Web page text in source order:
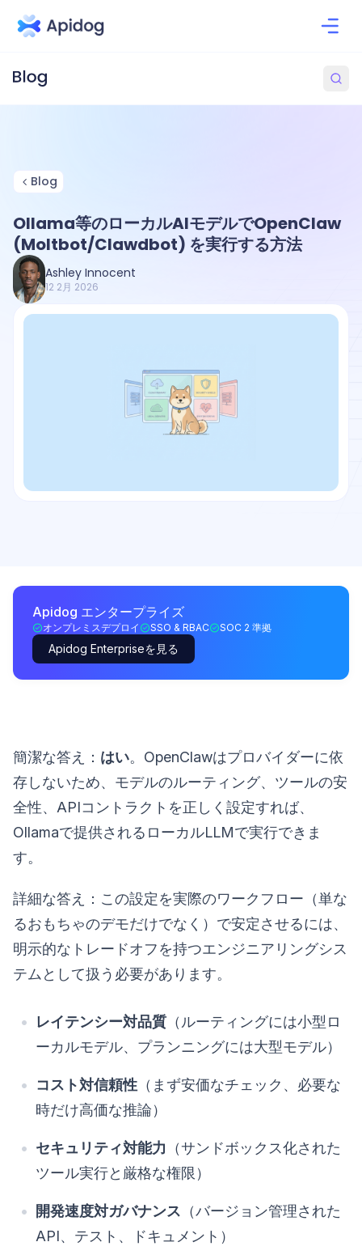
Blog
Ollama等のローカルAIモデルでOpenClaw
(Moltbot/Clawdbot) を実行する方法
Ashley Innocent
12 2月 2026
Apidog エンタープライズ
オンプレミスデプロイ SSO & RBAC SOC 2 準拠
Apidog Enterpriseを見る
簡潔な答え： はい。OpenClawはプロバイダーに依
存しないため、モデルのルーティング、ツールの安
全性、APIコントラクトを正しく設定すれば、
Ollamaで提供されるローカルLLMで実行できま
す。
詳細な答え：この設定を実際のワークフロー（単な
るおもちゃのデモだけでなく）で安定させるには、
明示的なトレードオフを持つエンジニアリングシス
テムとして扱う必要があります。
レイテンシー対品質 （ルーティングには小型ロ
ーカルモデル、プランニングには大型モデル）
コスト対信頼性 （まず安価なチェック、必要な
時だけ高価な推論）
セキュリティ対能力 （サンドボックス化された
ツール実行と厳格な権限）
開発速度対ガバナンス （バージョン管理された
API、テスト、ドキュメント）